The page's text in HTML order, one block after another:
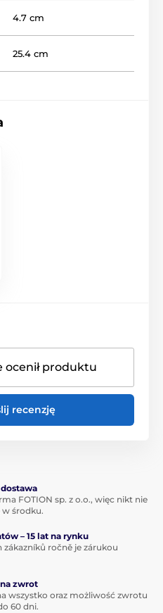
4.7 cm
25.4 cm
ocenił produktu
recenzję
FOTION sp. z o.o., więc nikt nie
w środku.
– 15 lat na rynku
ročně je zárukou
zwrot
wszystko oraz możliwość zwrotu
60 dni.